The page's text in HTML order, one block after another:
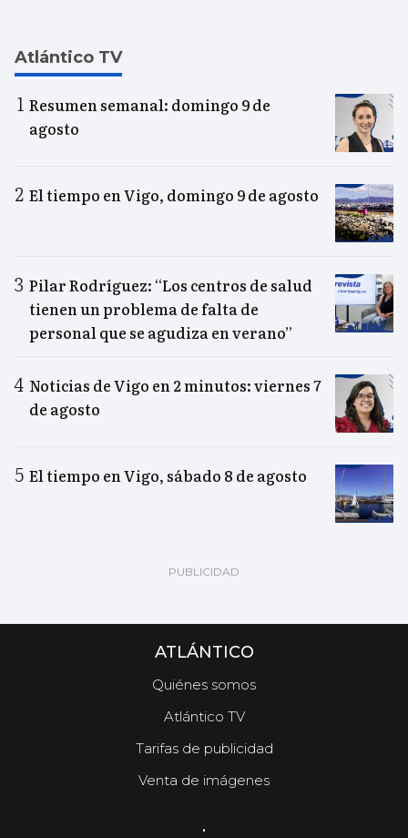
Atlántico TV
Resumen semanal: domingo 9 de
agosto
El tiempo en Vigo, domingo 9 de agosto
Pilar Rodríguez: “Los centros de salud
tienen un problema de falta de
personal que se agudiza en verano”
Noticias de Vigo en 2 minutos: viernes 7
de agosto
El tiempo en Vigo, sábado 8 de agosto
ATLÁNTICO
Quiénes somos
Atlántico TV
Tarifas de publicidad
Venta de imágenes
.